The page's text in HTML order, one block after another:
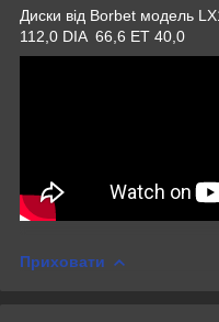
Диски від Borbet модель
112,0 DIA 66,6 ET 40,0
Приховати